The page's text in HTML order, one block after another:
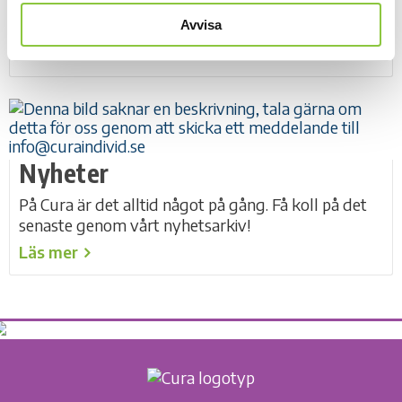
Avvisa
Hittar du inte det du söker? Ställ en fråga till Cura
så ser vi till att du får svar från rätt person.
Läs mer
Nyheter
På Cura är det alltid något på gång. Få koll på det
senaste genom vårt nyhetsarkiv!
Läs mer